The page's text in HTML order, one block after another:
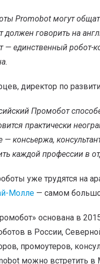
Promobot могут
должен говорить на
— единственный робот-
директор по
Промобот
практически
— консьержа,
каждой профессии в
уже трудятся на
Молле — самом
основана в
в России,
промоутеров,
можно встретить